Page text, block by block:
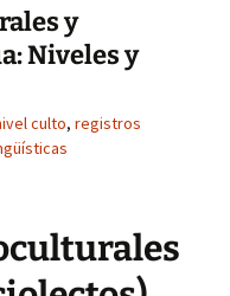
y
Niveles y
culto, registros